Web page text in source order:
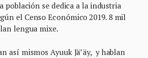
población se dedica a la industria
el Censo Económico 2019. 8 mil
lengua mixe.
así mismos Ayuuk Jä’äy, y hablan